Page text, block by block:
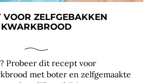
VOOR ZELFGEBAKKEN
KWARKBROOD
Probeer dit recept voor
met boter en zelfgemaakte